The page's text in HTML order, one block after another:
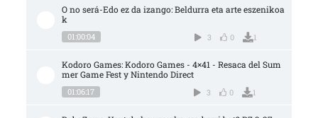
O no será-Edo ez da izango: Beldurra eta arte eszenikoa
k
01:00:04 3 0 1
Kodoro Games: Kodoro Games - 4×41 - Resaca del Sum
mer Game Fest y Nintendo Direct
01:06:17 3 0 1